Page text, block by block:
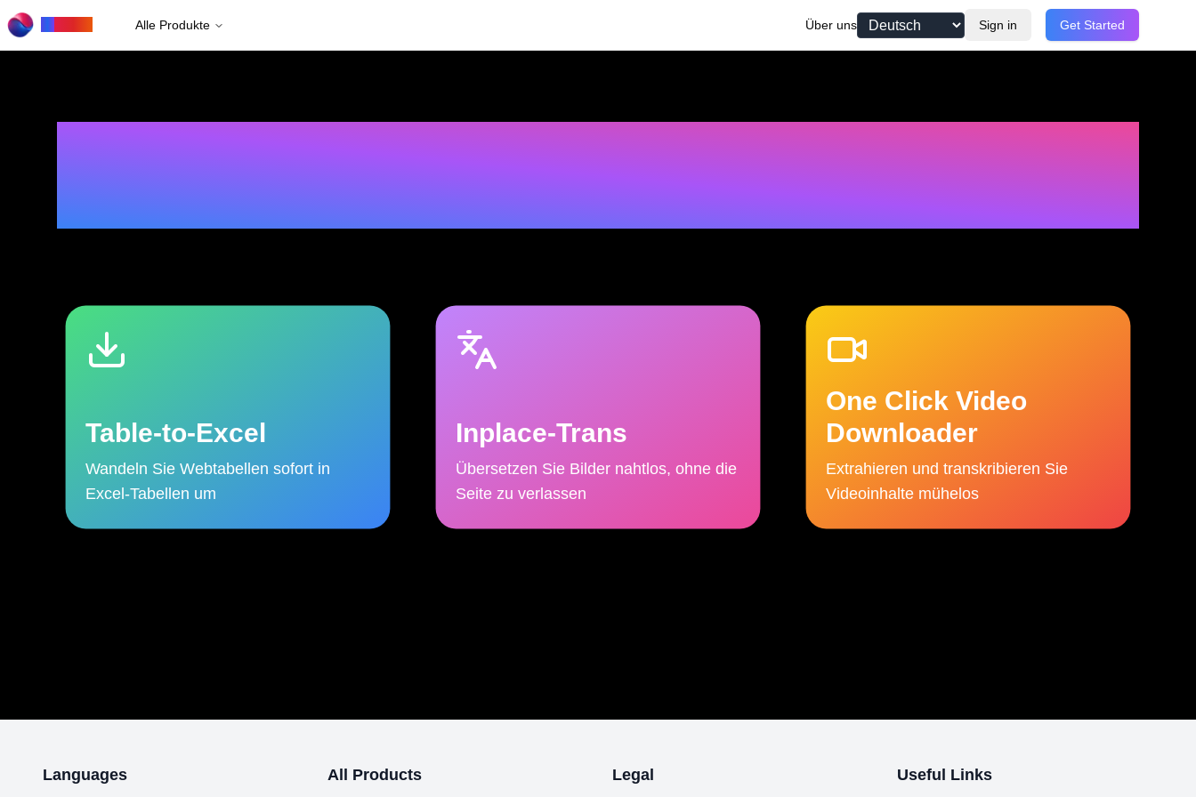
Alle Produkte Über uns Sign in Get Started
Wir entwickeln super nützliche KI-gesteue
rte Browser-Erweiterungen
Table-to-Excel
Wandeln Sie Webtabellen sofort in
Excel-Tabellen um
Inplace-Trans
Übersetzen Sie Bilder nahtlos, ohne die
Seite zu verlassen
One Click Video
Downloader
Extrahieren und transkribieren Sie
Videoinhalte mühelos
Languages All Products Legal Useful Links